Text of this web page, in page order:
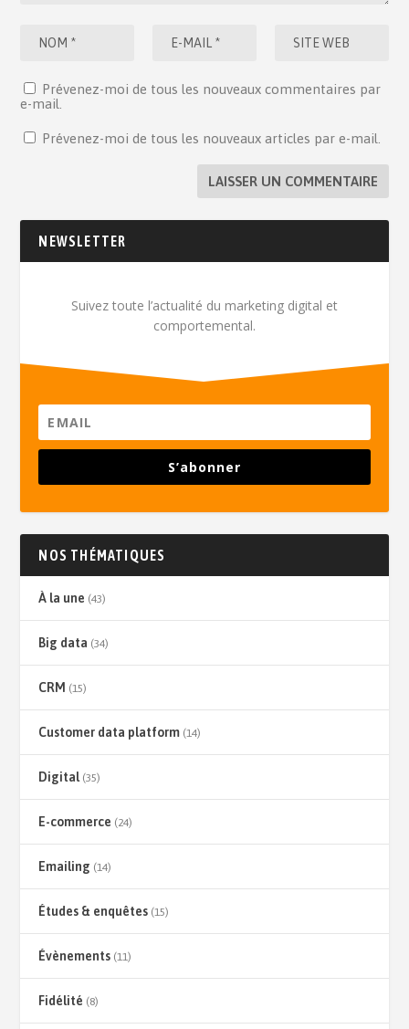
Prévenez-moi de tous les nouveaux commentaires par
e-mail.
Prévenez-moi de tous les nouveaux articles par e-mail.
NEWSLETTER
Suivez toute l’actualité du marketing digital et
comportemental.
S’abonner
NOS THÉMATIQUES
À la une (43)
Big data (34)
CRM (15)
Customer data platform (14)
Digital (35)
E-commerce (24)
Emailing (14)
Études & enquêtes (15)
Évènements (11)
Fidélité (8)